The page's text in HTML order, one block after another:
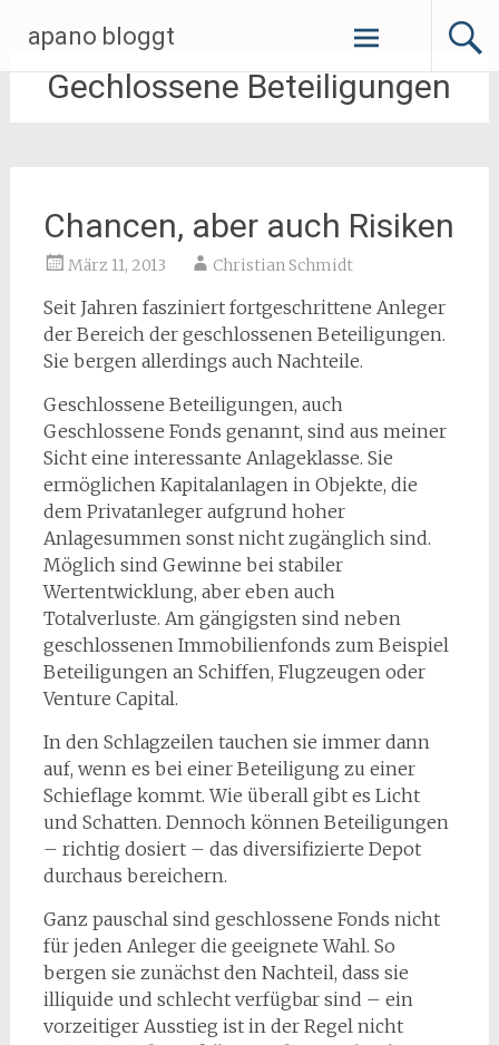
Inhalt
springen
apano bloggt
Gechlossene Beteiligungen
Chancen, aber auch Risiken
März 11, 2013 Christian Schmidt
Seit Jahren fasziniert fortgeschrittene Anleger
der Bereich der geschlossenen Beteiligungen.
Sie bergen allerdings auch Nachteile.
Geschlossene Beteiligungen, auch
Geschlossene Fonds genannt, sind aus meiner
Sicht eine interessante Anlageklasse. Sie
ermöglichen Kapitalanlagen in Objekte, die
dem Privatanleger aufgrund hoher
Anlagesummen sonst nicht zugänglich sind.
Möglich sind Gewinne bei stabiler
Wertentwicklung, aber eben auch
Totalverluste. Am gängigsten sind neben
geschlossenen Immobilienfonds zum Beispiel
Beteiligungen an Schiffen, Flugzeugen oder
Venture Capital.
In den Schlagzeilen tauchen sie immer dann
auf, wenn es bei einer Beteiligung zu einer
Schieflage kommt. Wie überall gibt es Licht
und Schatten. Dennoch können Beteiligungen
– richtig dosiert – das diversifizierte Depot
durchaus bereichern.
Ganz pauschal sind geschlossene Fonds nicht
für jeden Anleger die geeignete Wahl. So
bergen sie zunächst den Nachteil, dass sie
illiquide und schlecht verfügbar sind – ein
vorzeitiger Ausstieg ist in der Regel nicht